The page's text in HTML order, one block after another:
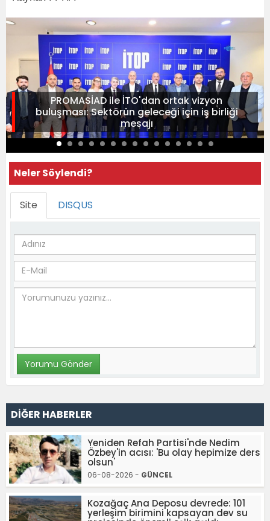
PROMASİAD ile İTO'dan ortak vizyon
buluşması: Sektörün geleceği için iş birliği
mesajı
Neler Söylendi?
Site DISQUS
DİĞER HABERLER
Yeniden Refah Partisi'nde Nedim
Özbey'in acısı: 'Bu olay hepimize ders
olsun'
06-08-2026 - GÜNCEL
Kozağaç Ana Deposu devrede: 101
yerleşim birimini kapsayan dev su